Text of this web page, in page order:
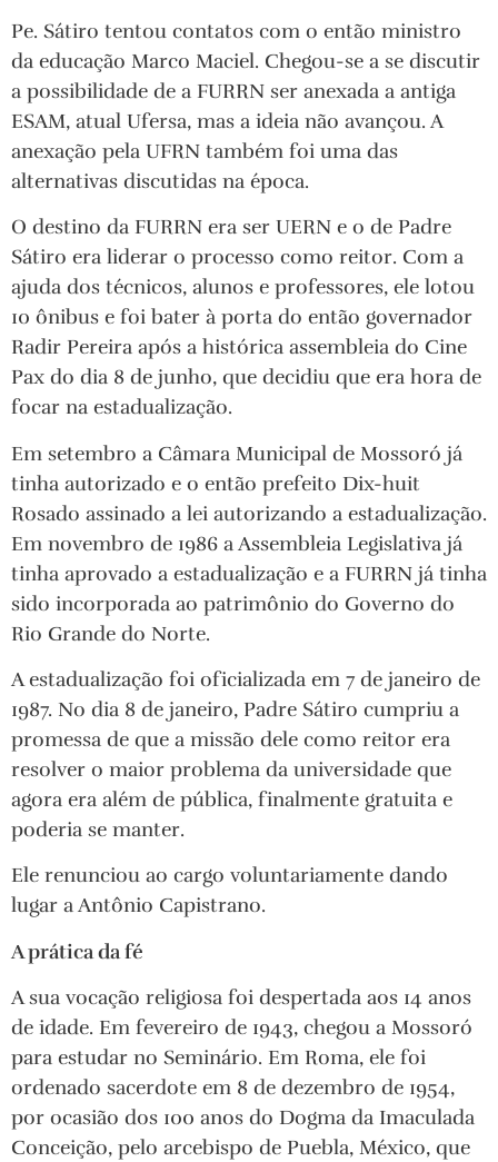
Pe. Sátiro tentou contatos com o então ministro
da educação Marco Maciel. Chegou-se a se discutir
a possibilidade de a FURRN ser anexada a antiga
ESAM, atual Ufersa, mas a ideia não avançou. A
anexação pela UFRN também foi uma das
alternativas discutidas na época.
O destino da FURRN era ser UERN e o de Padre
Sátiro era liderar o processo como reitor. Com a
ajuda dos técnicos, alunos e professores, ele lotou
10 ônibus e foi bater à porta do então governador
Radir Pereira após a histórica assembleia do Cine
Pax do dia 8 de junho, que decidiu que era hora de
focar na estadualização.
Em setembro a Câmara Municipal de Mossoró já
tinha autorizado e o então prefeito Dix-huit
Rosado assinado a lei autorizando a estadualização.
Em novembro de 1986 a Assembleia Legislativa já
tinha aprovado a estadualização e a FURRN já tinha
sido incorporada ao patrimônio do Governo do
Rio Grande do Norte.
A estadualização foi oficializada em 7 de janeiro de
1987. No dia 8 de janeiro, Padre Sátiro cumpriu a
promessa de que a missão dele como reitor era
resolver o maior problema da universidade que
agora era além de pública, finalmente gratuita e
poderia se manter.
Ele renunciou ao cargo voluntariamente dando
lugar a Antônio Capistrano.
A prática da fé
A sua vocação religiosa foi despertada aos 14 anos
de idade. Em fevereiro de 1943, chegou a Mossoró
para estudar no Seminário. Em Roma, ele foi
ordenado sacerdote em 8 de dezembro de 1954,
por ocasião dos 100 anos do Dogma da Imaculada
Conceição, pelo arcebispo de Puebla, México, que